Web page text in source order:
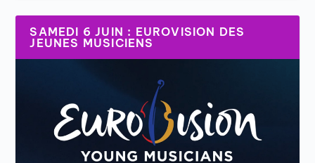
SAMEDI 6 JUIN : EUROVISION DES
JEUNES MUSICIENS